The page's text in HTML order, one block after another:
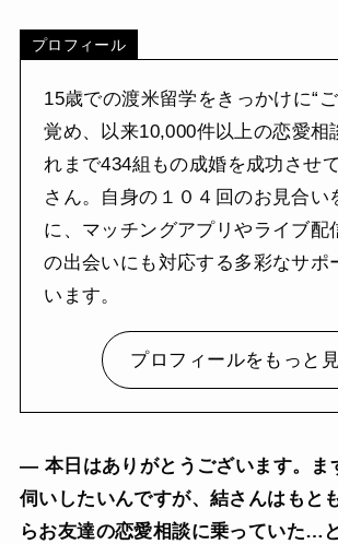
プロフィール
15歳での渡米留学をきっかけに“
覚め、以来10,000件以上の恋愛相
れまで434組もの成婚を成功させ
さん。自身の１０４回のお見合い
に、マッチングアプリやライブ配
の出会いにも対応する多彩なサポ
います。
プロフィールをもっと
— 本日はありがとうございます。ま
伺いしたいんですが、結さんはもと
らお友達の恋愛相談に乗っていた…